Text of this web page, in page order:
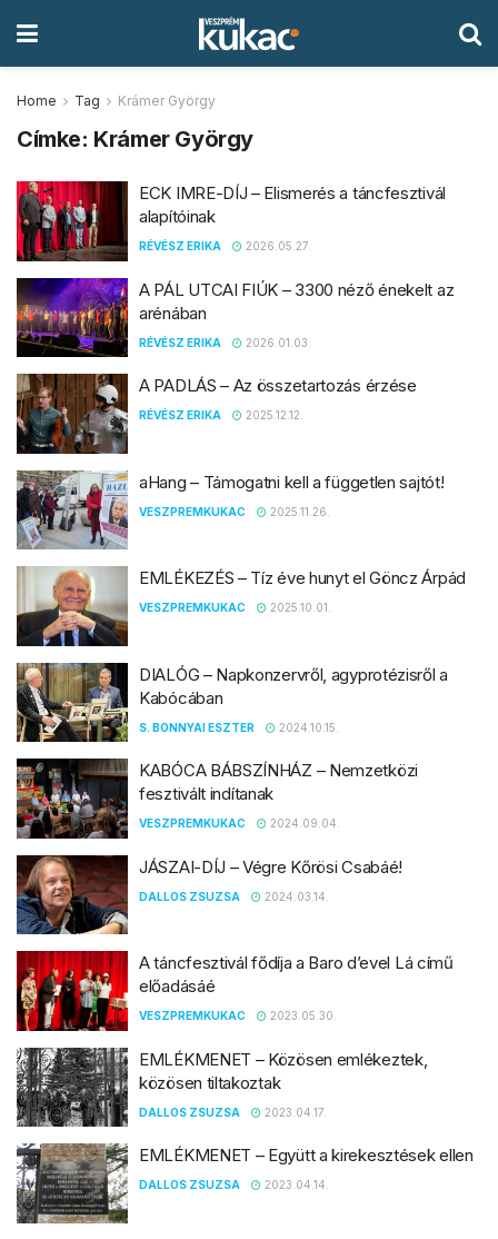
Home Tag Krámer György
Címke: Krámer György
ECK IMRE-DÍJ – Elismerés a táncfesztivál
alapítóinak
RÉVÉSZ ERIKA 2026.05.27.
A PÁL UTCAI FIÚK – 3300 néző énekelt az
arénában
RÉVÉSZ ERIKA 2026.01.03.
A PADLÁS – Az összetartozás érzése
RÉVÉSZ ERIKA 2025.12.12.
aHang – Támogatni kell a független sajtót!
VESZPREMKUKAC 2025.11.26.
EMLÉKEZÉS – Tíz éve hunyt el Göncz Árpád
VESZPREMKUKAC 2025.10.01.
DIALÓG – Napkonzervről, agyprotézisről a
Kabócában
S. BONNYAI ESZTER 2024.10.15.
KABÓCA BÁBSZÍNHÁZ – Nemzetközi
fesztivált indítanak
VESZPREMKUKAC 2024.09.04.
JÁSZAI-DÍJ – Végre Kőrösi Csabáé!
DALLOS ZSUZSA 2024.03.14.
A táncfesztivál fődíja a Baro d’evel Lá című
előadásáé
VESZPREMKUKAC 2023.05.30.
EMLÉKMENET – Közösen emlékeztek,
közösen tiltakoztak
DALLOS ZSUZSA 2023.04.17.
EMLÉKMENET – Együtt a kirekesztések ellen
DALLOS ZSUZSA 2023.04.14.